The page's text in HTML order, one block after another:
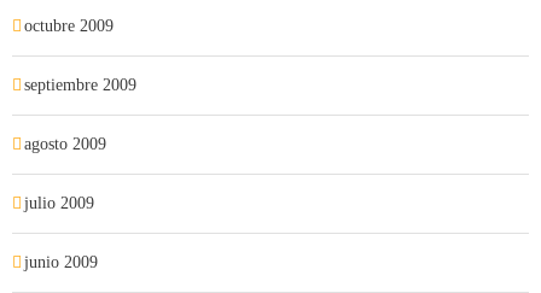
octubre 2009
septiembre 2009
agosto 2009
julio 2009
junio 2009